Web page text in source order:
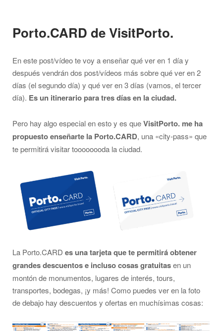
Porto.CARD de VisitPorto.
En este post/vídeo te voy a enseñar qué ver en 1 día y
después vendrán dos post/vídeos más sobre qué ver en 2
días (el segundo día) y qué ver en 3 días (vamos, el tercer
día). Es un itinerario para tres días en la ciudad.
Pero hay algo especial en esto y es queVisitPorto. me ha
propuesto enseñarte la Porto.CARD, una «city-pass» que
te permitirá visitar toooooooda la ciudad.
La Porto.CARD es una tarjeta que te permitirá obtener
grandes descuentos e incluso cosas gratuitasen un
montón de monumentos, lugares de interés, tours,
transportes, bodegas, ¡y más! Como puedes ver en la foto
de debajo hay descuentos y ofertas en muchísimas cosas: